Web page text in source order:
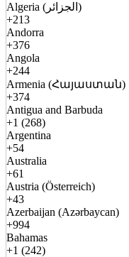
Algeria (الجزائر)
+213
Andorra
+376
Angola
+244
Armenia (Հայաստան)
+374
Antigua and Barbuda
+1 (268)
Argentina
+54
Australia
+61
Austria (Österreich)
+43
Azerbaijan (Azərbaycan)
+994
Bahamas
+1 (242)